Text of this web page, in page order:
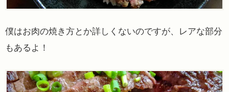
僕はお肉の焼き方とか詳しくないのですが、レアな部分
もあるよ！